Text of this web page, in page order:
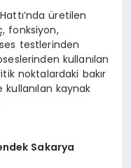
üretilen
fonksiyon,
testlerinden
kullanılan
noktalardaki bakır
kaynak
Sakarya